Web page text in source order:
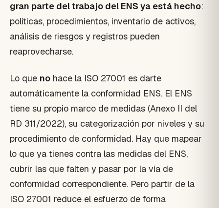
gran parte del trabajo del ENS ya está hecho:
políticas, procedimientos, inventario de activos,
análisis de riesgos y registros pueden
reaprovecharse.
Lo que no hace la ISO 27001 es darte
automáticamente la conformidad ENS. El ENS
tiene su propio marco de medidas (Anexo II del
RD 311/2022), su categorización por niveles y su
procedimiento de conformidad. Hay que mapear
lo que ya tienes contra las medidas del ENS,
cubrir las que falten y pasar por la vía de
conformidad correspondiente. Pero partir de la
ISO 27001 reduce el esfuerzo de forma